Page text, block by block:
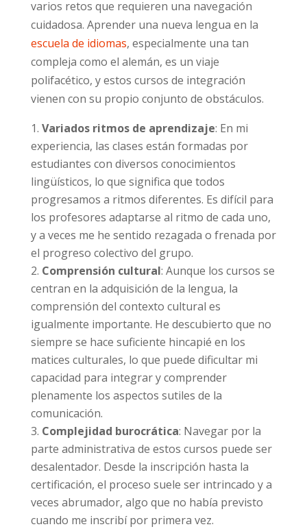
varios retos que requieren una navegación
cuidadosa. Aprender una nueva lengua en la
escuela de idiomas, especialmente una tan
compleja como el alemán, es un viaje
polifacético, y estos cursos de integración
vienen con su propio conjunto de obstáculos.
Variados ritmos de aprendizaje: En mi
experiencia, las clases están formadas por
estudiantes con diversos conocimientos
lingüísticos, lo que significa que todos
progresamos a ritmos diferentes. Es difícil para
los profesores adaptarse al ritmo de cada uno,
y a veces me he sentido rezagada o frenada por
el progreso colectivo del grupo.
Comprensión cultural: Aunque los cursos se
centran en la adquisición de la lengua, la
comprensión del contexto cultural es
igualmente importante. He descubierto que no
siempre se hace suficiente hincapié en los
matices culturales, lo que puede dificultar mi
capacidad para integrar y comprender
plenamente los aspectos sutiles de la
comunicación.
Complejidad burocrática: Navegar por la
parte administrativa de estos cursos puede ser
desalentador. Desde la inscripción hasta la
certificación, el proceso suele ser intrincado y a
veces abrumador, algo que no había previsto
cuando me inscribí por primera vez.